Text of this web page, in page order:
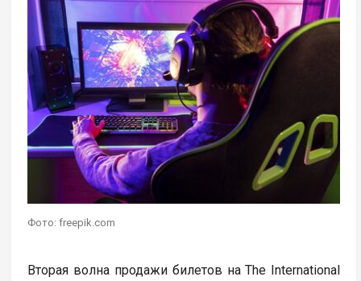
Фото: freepik.com
Вторая волна продажи билетов на The International